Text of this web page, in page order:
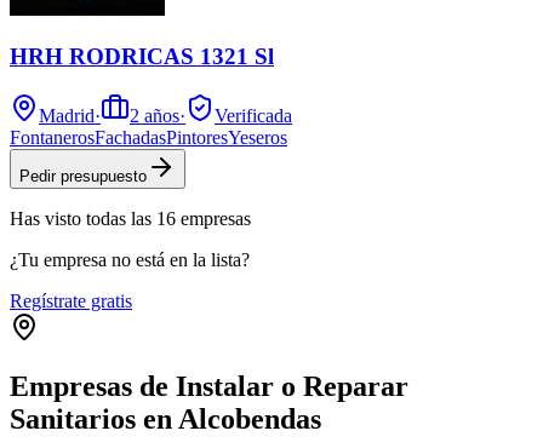
HRH RODRICAS 1321 Sl
Madrid· 2 años·
Verificada
FontanerosFachadasPintoresYeseros
Pedir presupuesto
Has visto todas las 16 empresas
¿Tu empresa no está en la lista?
Regístrate gratis
Empresas de Instalar o Reparar
Sanitarios en Alcobendas